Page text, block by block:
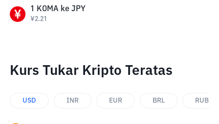
1 KOMA ke JPY
¥2.21
Kurs Tukar Kripto Teratas
USD INR EUR BRL RUB